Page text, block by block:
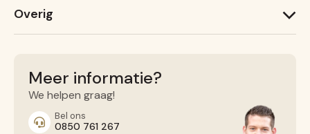
ESSE 775 B
Overig
Contact opnemen
Algemene voorwaarden
Privacy Beleid
Meer informatie?
We helpen graag!
Bel ons
0850 761 267